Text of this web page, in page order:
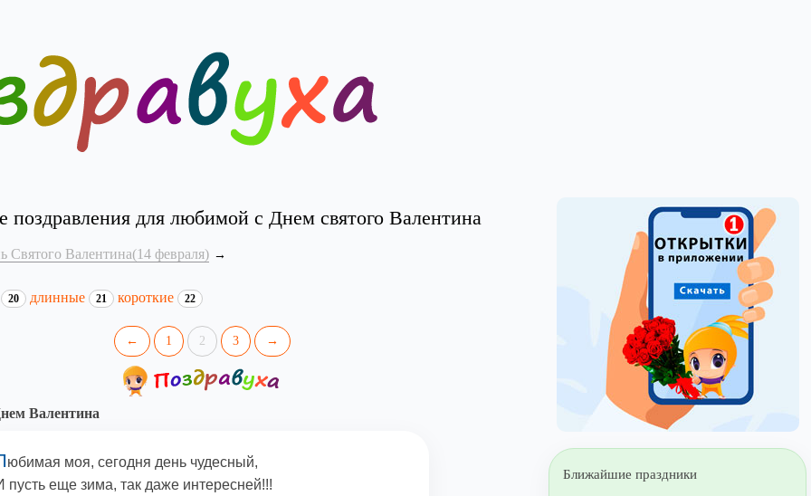
поздравления для любимой с Днем святого Валентина
Святого Валентина(14 февраля)
20 длинные 21 короткие 22
← 1 2 3 →
Валентина
юбимая моя, сегодня день чудесный,
пусть еще зима, так даже интересней!!!
Ближайшие праздники